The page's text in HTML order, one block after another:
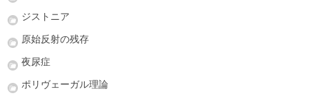
ジストニア
原始反射の残存
夜尿症
ポリヴェーガル理論